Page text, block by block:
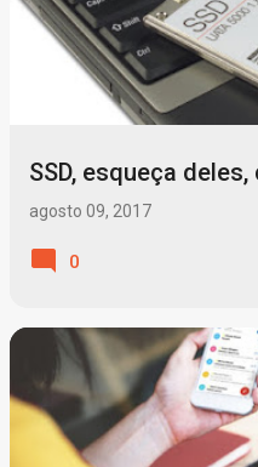
SSD, esqueça
agosto 09, 2017
0